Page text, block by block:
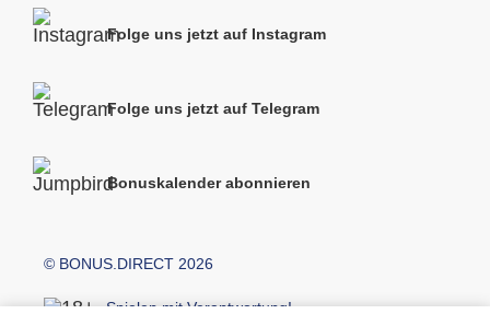
Folge uns jetzt auf Instagram
Folge uns jetzt auf Telegram
Bonuskalender abonnieren
© BONUS.DIRECT 2026
Spielen mit Verantwortung!